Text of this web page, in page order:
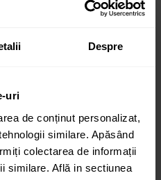
Despre
uri
de conținut personalizat,
similare. Apăsând
colectarea de informații
similare. Află in sectiunea
COȘ